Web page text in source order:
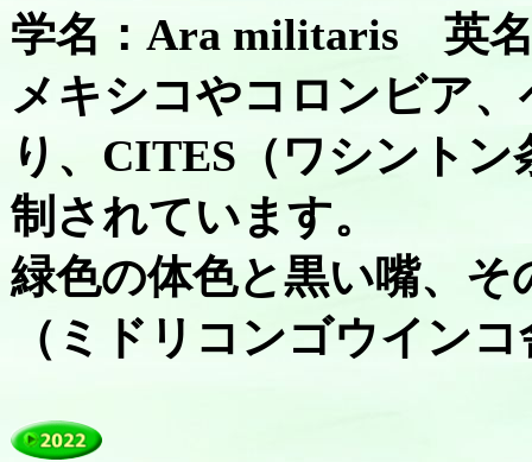
学名：Ara militaris 英
メキシコやコロンビア
り、CITES（ワシントン
制されています。
緑色の体色と黒い嘴、
（ミドリコンゴウイン